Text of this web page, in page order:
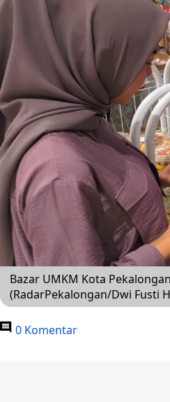
Bazar UMKM Kota
(RadarPekalongan/Dwi Fusti
0 Komentar